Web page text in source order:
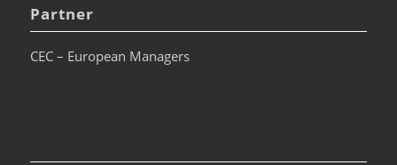
Partner
CEC – European Managers